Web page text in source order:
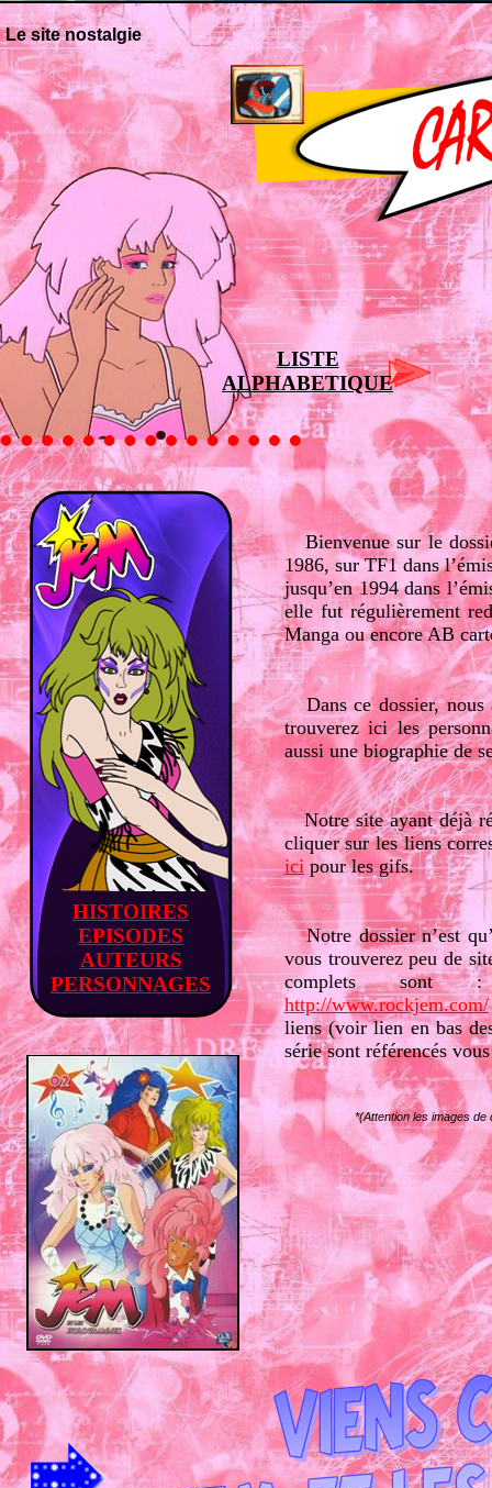
Bienvenue sur le
1986, sur TF1 dans
jusqu’en 1994 dans
elle fut régulièrement
Manga ou encore AB
Dans ce dossier, nous
trouverez ici les
aussi une biographie de
Notre site ayant déjà
cliquer sur les liens
icipour les gifs.
Notre dossier n’est
vous trouverez peu de
complets
http://www.rockjem.com/
liens (voir lien en bas
série sont référencés
*(Attention les images de
Le site nostalgie
LISTE
ALPHABETIQUE
HISTOIRES
EPISODES
AUTEURS
PERSONNAGES